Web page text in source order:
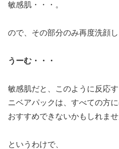
敏感肌・・・。
ので、その部分のみ再度洗顔し
うーむ・・・
敏感肌だと、このように反応
ニベアパックは、すべての方
おすすめできないかもしれませ
というわけで、